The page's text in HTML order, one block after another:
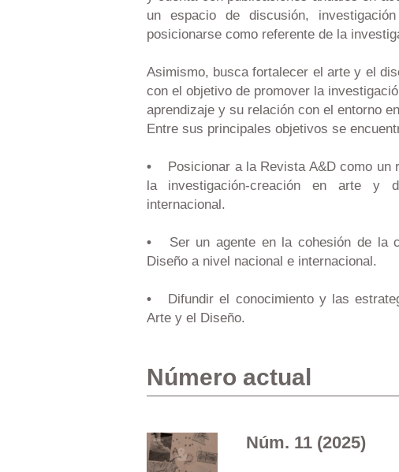
un espacio de discusión,
posicionarse como referente de la
Asimismo, busca fortalecer el arte y el
con el objetivo de promover la
aprendizaje y su relación con el entorno
Entre sus principales objetivos se
•Posicionar a la Revista A&D como un
la investigación-creación en arte y
internacional.
•Ser un agente en la cohesión de la
Diseño a nivel nacional e internacional.
•Difundir el conocimiento y las
Arte y el Diseño.
Número actual
Núm. 11 (2025)